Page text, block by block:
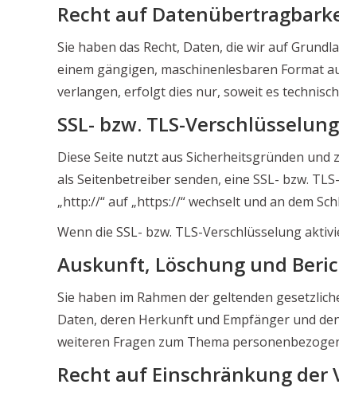
Recht auf
Sie haben das Recht, Daten, die wir auf
einem gängigen, maschinenlesbaren Format
verlangen, erfolgt dies nur, soweit es
SSL- bzw. TLS-Verschlüsselung
Diese Seite nutzt aus Sicherheitsgründen
als Seitenbetreiber senden, eine SSL- bzw.
„http://“ auf „https://“ wechselt und an dem
Wenn die SSL- bzw. TLS-Verschlüsselung
Auskunft, Löschung und
Sie haben im Rahmen der geltenden
Daten, deren Herkunft und Empfänger und
weiteren Fragen zum Thema
Recht auf Einschränkung der